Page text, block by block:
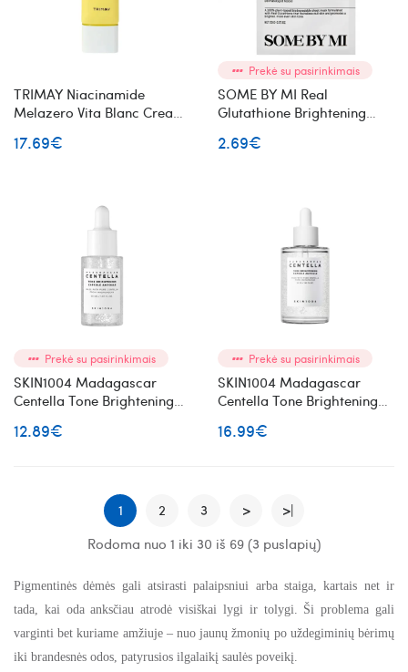
TRIMAY Niacinamide
Melazero Vita Blanc Cream
niacinamidu ir šaltalankiais
17.69€
Prekė su pasirinkimais
SOME BY MI Real
Glutathione Brightening
kaukė su glutationu
2.69€
Prekė su pasirinkimais
SKIN1004 Madagascar
Centella Tone Brightening
skaistinanti veido ampulė
12.89€
Prekė su pasirinkimais
SKIN1004 Madagascar
Centella Tone Brightening
skaistinanti veido ampulė
16.99€
1 2 3 >
>|
Rodoma nuo 1 iki 30 iš 69 (3 puslapių)
Pigmentinės dėmės gali atsirasti palaipsniui arba staiga, kartais net ir
tada, kai oda anksčiau atrodė visiškai lygi ir tolygi. Ši problema gali
varginti bet kuriame amžiuje – nuo jaunų žmonių po uždegiminių bėrimų
iki brandesnės odos, patyrusios ilgalaikį saulės poveikį.